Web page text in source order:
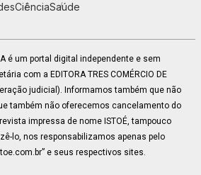
CiênciaSaúde
é um portal digital independente e sem
com a EDITORA TRES COMÉRCIO DE
judicial). Informamos também que não
também não oferecemos cancelamento do
impressa de nome ISTOÉ, tampouco
lo, nos responsabilizamos apenas pelo
e seus respectivos sites.